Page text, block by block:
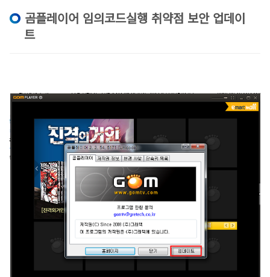
곰플레이어 임의코드실행 취약점 보안 업데이
트